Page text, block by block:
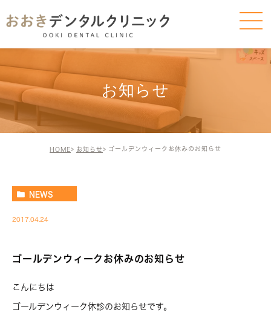
お知らせ
HOME お知らせ ゴールデンウィークお休みのお知らせ
NEWS
2017.04.24
ゴールデンウィークお休みのお知らせ
こんにちは
ゴールデンウィーク休診のお知らせです。